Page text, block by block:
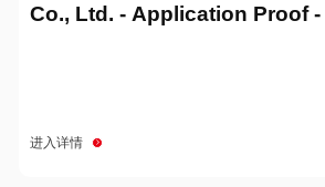
Co., Ltd. - Application Proof -
进入详情